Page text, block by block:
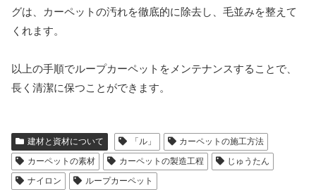
グは、カーペットの汚れを徹底的に除去し、毛並みを整えて
くれます。
以上の手順でループカーペットをメンテナンスすることで、
長く清潔に保つことができます。
建材と資材について 「ル」
カーペットの施工方法
カーペットの素材
カーペットの製造工程
じゅうたん
ナイロン
ループカーペット